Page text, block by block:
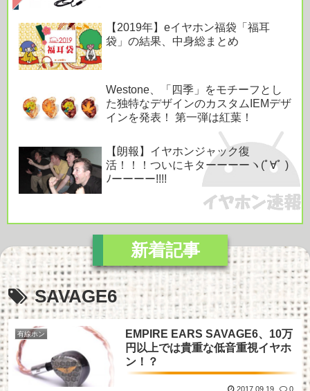
【2019年】eイヤホン福袋「福耳
袋」の結果、中身総まとめ
Westone、「四季」をモチーフとし
た独特なデザインのカスタムIEMデザ
インを発表！ 第一弾は紅葉！
【朗報】イヤホンジャック復
活！！！ついにキターーーーヽ(ﾟ∀ﾟ )
ﾉーーーー!!!!
SAVAGE6
有線ホン
EMPIRE EARS SAVAGE6、10万
円以上では貴重な低音重視イヤホ
ン！？
2017.09.19 0